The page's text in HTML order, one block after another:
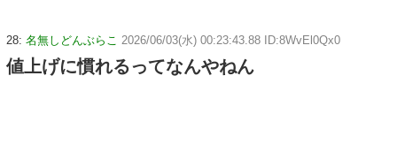
28: 名無しどんぶらこ 2026/06/03(水) 00:23:43.88 ID:8WvEl0Qx0
値上げに慣れるってなんやねん